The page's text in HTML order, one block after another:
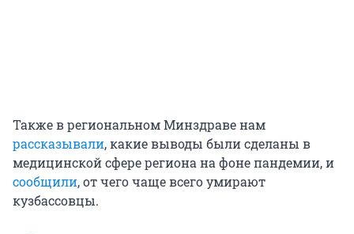
Также в региональном Минздраве нам
рассказывали, какие выводы были сделаны в
медицинской сфере региона на фоне пандемии, и
сообщили, от чего чаще всего умирают
кузбассовцы.